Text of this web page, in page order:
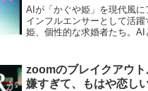
AIが「かぐや姫」を現代風に
インフルエンサーとして活躍
姫、個性的な求婚者たち。AI
zoomのブレイクアウ
嫌すぎて、もはや恋しい